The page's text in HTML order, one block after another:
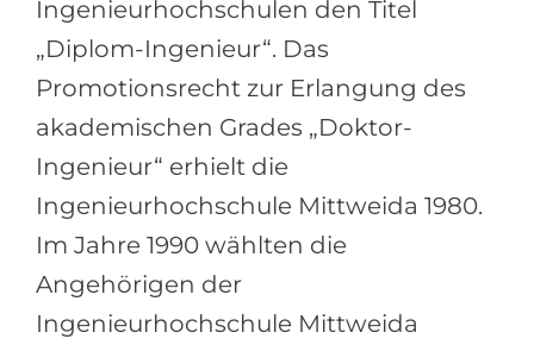
Ingenieurhochschulen den Titel
„Diplom-Ingenieur“. Das
Promotionsrecht zur Erlangung des
akademischen Grades „Doktor-
Ingenieur“ erhielt die
Ingenieurhochschule Mittweida 1980.
Im Jahre 1990 wählten die
Angehörigen der
Ingenieurhochschule Mittweida